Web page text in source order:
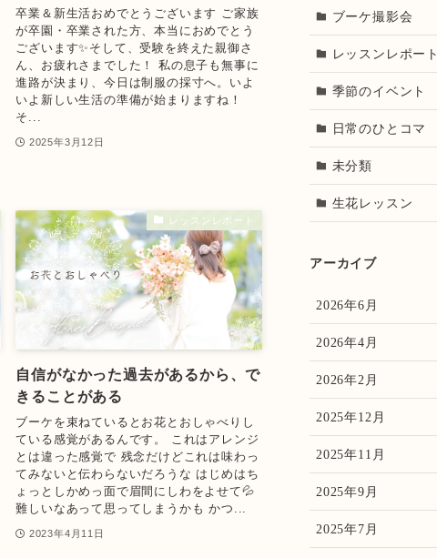
卒業＆新生活おめでとうございます ご家族
が卒園・卒業された方、本当におめでとう
ございます✨そして、受験を終えた親御さ
ん、お疲れさまでした！ 私の息子も無事に
進路が決まり、今日は制服の採寸へ。いよ
いよ新しい生活の準備が始まりますね！
そ...
2025年3月12日
レッスンレポート
自信がなかった過去があるから、で
きることがある
ブーケを束ねているとお花とおしゃべりし
ている感覚があるんです。 これはアレンジ
とは違った感覚で 残念だけどこれは味わっ
てみないと伝わらないだろうな はじめはち
ょっとしかめっ面で眉間にしわをよせて💦
難しいなあって思ってしまうかも かつ...
2023年4月11日
ブーケ撮影会
レッスンレポート
季節のイベント
日常のひとコマ
未分類
生花レッスン
アーカイブ
2026年6月
2026年4月
2026年2月
2025年12月
2025年11月
2025年9月
2025年7月